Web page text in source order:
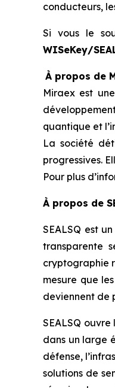
conducteurs,
Si vous le
WISeKey/
À propos de
Miraex est
quantique et
La société
progressives.
Pour plus
À propos de
SEALSQ est
transparente
cryptographie
mesure que
deviennent de
SEALSQ
dans un large
défense,
solutions de